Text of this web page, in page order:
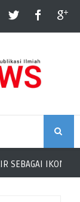
SEBAGAI IKON